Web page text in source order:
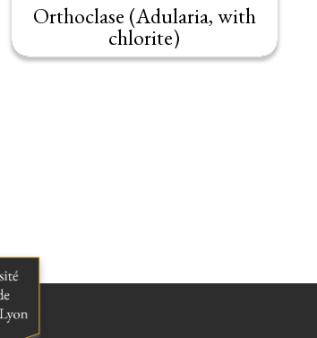
Orthoclase (Adularia, with
chlorite)